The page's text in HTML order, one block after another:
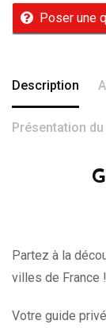
Poser une
Description
Présentation
Partez à la
villes de France !
Votre guide